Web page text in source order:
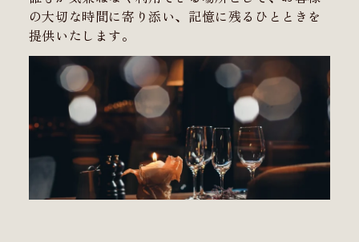
の大切な時間に寄り添い、記憶に残るひとときを
提供いたします。